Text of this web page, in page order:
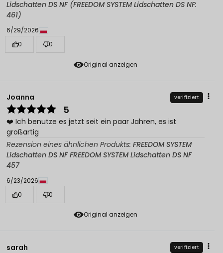
Original anzeigen
Lidschatten DS NF (FREEDOM SYSTEM Lidschatten DS NF:
461)
6/29/2026
0
0
Original anzeigen
Joanna verifiziert
5
❤️ Ich benutze es jetzt seit ein paar Jahren, es ist
großartig
Rezension eines ähnlichen Produkts: FREEDOM SYSTEM
Lidschatten DS NF FREEDOM SYSTEM Lidschatten DS NF
457
6/23/2026
0
0
sarah verifiziert